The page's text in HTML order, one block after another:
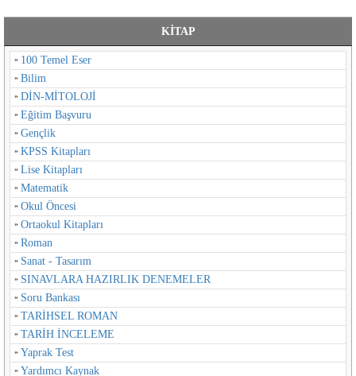
KİTAP
100 Temel Eser
Bilim
DİN-MİTOLOJİ
Eğitim Başvuru
Gençlik
KPSS Kitapları
Lise Kitapları
Matematik
Okul Öncesi
Ortaokul Kitapları
Roman
Sanat - Tasarım
SINAVLARA HAZIRLIK DENEMELER
Soru Bankası
TARİHSEL ROMAN
TARİH İNCELEME
Yaprak Test
Yardımcı Kaynak